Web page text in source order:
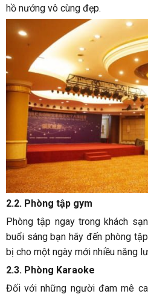
hồ nướng vô cùng đẹp.
2.2. Phòng tập gym
Phòng tập ngay trong khách
buổi sáng bạn hãy đến phòng
bị cho một ngày mới nhiều năng
2.3. Phòng Karaoke
Đối với những người đam mê